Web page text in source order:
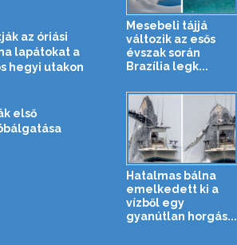
az óriási
lapátokat a
hegyi utakon
első
Mesebeli tájjá
változik az esős
évszak során
Brazília legk...
Hatalmas bálna
emelkedett ki a
vízből egy
gyanútlan horgás...